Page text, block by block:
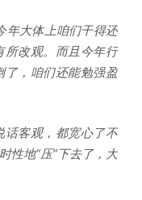
年大体上咱们干得还
所改观。而且今年行
了，咱们还能勉强盈
话客观，都宽心了不
性地“压”下去了，大